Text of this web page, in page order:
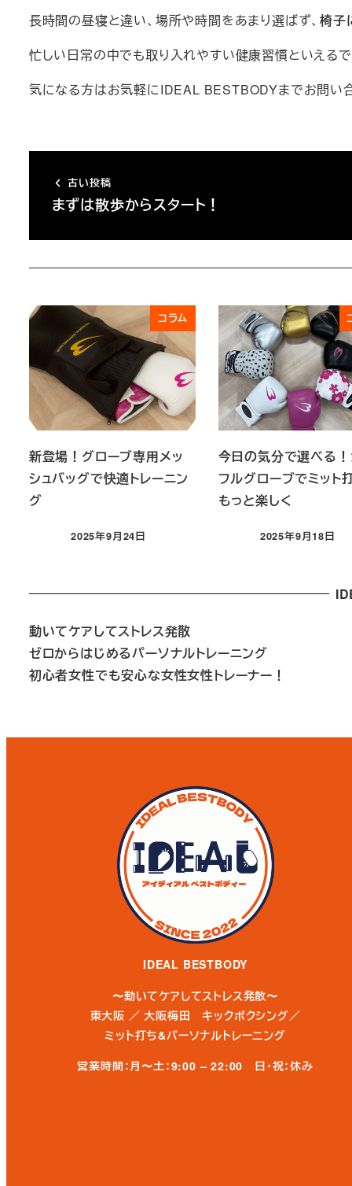
長時間の昼寝と違い、場所や時間をあまり選ばず、椅子
忙しい日常の中でも取り入れやすい健康習慣といえるで
気になる方はお気軽にIDEAL BESTBODYまでお問い
古い投稿
まずは散歩からスタート！
コラム
新登場！グローブ専用メッ
シュバッグで快適トレーニン
グ
投稿日
2025年9月24日
今日の気分で選べる
フルグローブでミット
もっと楽しく
投稿日
2025年9月18日
動いてケアしてストレス発散
ゼロからはじめるパーソナルトレーニング
初心者女性でも安心な女性女性トレーナー！
IDEAL BESTBODY
〜動いてケアしてストレス発散〜
東大阪 ／ 大阪梅田 キックボクシング／
ミット打ち&パーソナルトレーニング
営業時間：月〜土：9:00 – 22:00
日・祝：休み